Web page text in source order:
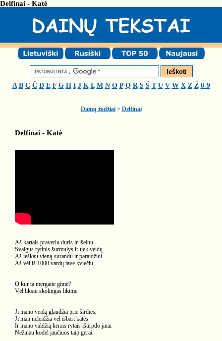
Delfinai - Katė
A B C Č D E F G H I J K L M N O P Q R S Š T U V W X Z Ž 0-9
Dainų žodžiai> Delfinai
Delfinai - Katė
Aš kartais praveriu duris ir išeinu
Svaigus rytinis šurmulys ir tiek veidų
Aš ieškau vieną-surandu ir paraidžiui
Aš vėl iš 1000 vardų tave kviečiu
O kur ta mergaite gimė?
Vėl liksiu skolingas likime.
Ji mano veidą glaudžia prie širdies,
Ji man neleidžia vėl išbart katės
Ir mano valdžią kerais rytais ištirpdo jinai
Nežinau kodėl jaučiuos taip gerai.